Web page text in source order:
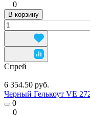
0
В корзину
Спрей
6 354.50 руб.
Черный Гелькоут VE
0
0